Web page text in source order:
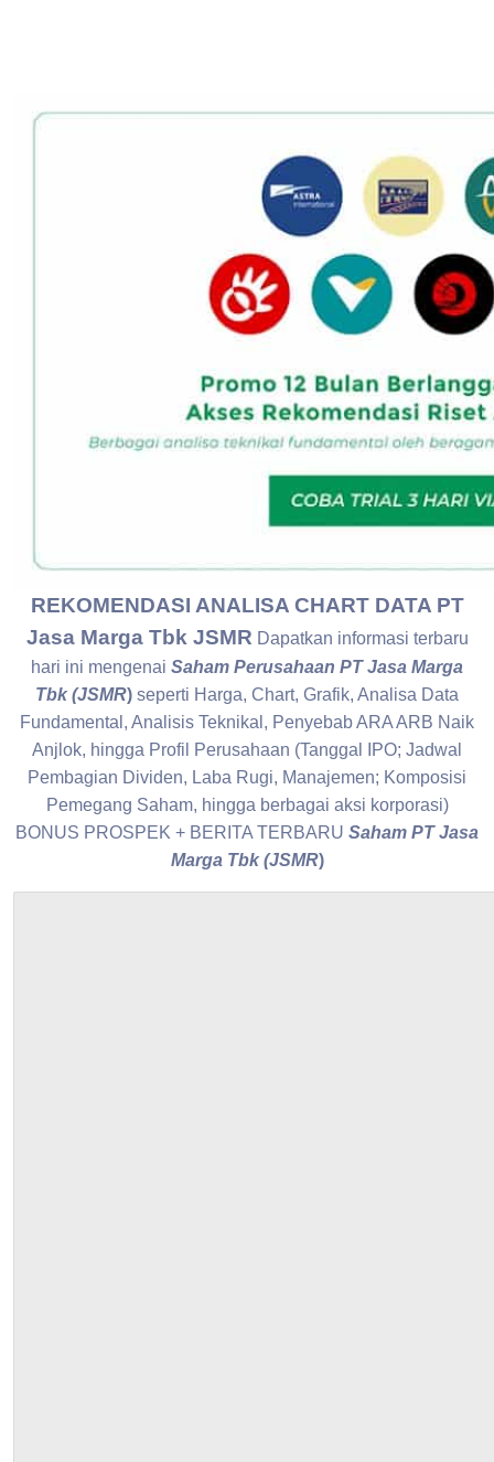
REKOMENDASI ANALISA CHART DATA PT
Jasa Marga Tbk JSMR Dapatkan informasi terbaru
hari ini mengenai Saham Perusahaan PT Jasa Marga
Tbk (JSMR) seperti Harga, Chart, Grafik, Analisa Data
Fundamental, Analisis Teknikal, Penyebab ARA ARB Naik
Anjlok, hingga Profil Perusahaan (Tanggal IPO; Jadwal
Pembagian Dividen, Laba Rugi, Manajemen; Komposisi
Pemegang Saham, hingga berbagai aksi korporasi)
BONUS PROSPEK + BERITA TERBARU Saham PT Jasa
Marga Tbk (JSMR)